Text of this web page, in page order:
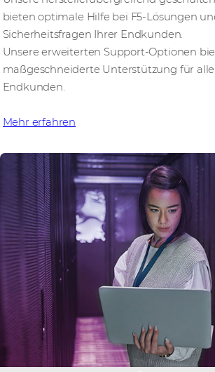
bieten optimale Hilfe bei F5-Lösungen
Sicherheitsfragen Ihrer Endkunden.
Unsere erweiterten Support-Optionen
maßgeschneiderte Unterstützung für
Endkunden.
Mehr erfahren